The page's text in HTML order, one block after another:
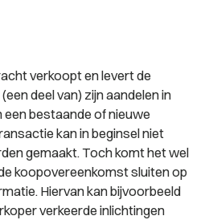
verkoopt en levert de
deel van) zijn aandelen in
bestaande of nieuwe
kan in beginsel niet
gemaakt. Toch komt het wel
koopovereenkomst sluiten op
Hiervan kan bijvoorbeeld
verkeerde inlichtingen